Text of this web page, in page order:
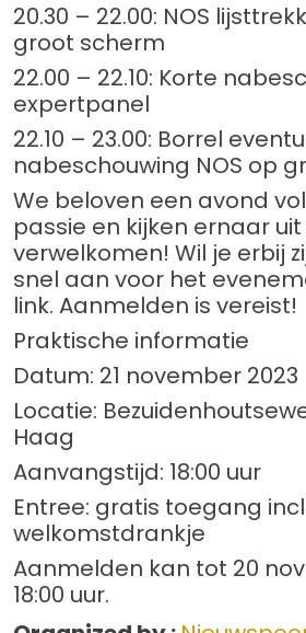
20.30 – 22.00: NOS
groot scherm
22.00 – 22.10: Korte
expertpanel
22.10 – 23.00: Borrel
nabeschouwing NOS op
We beloven een avond
passie en kijken ernaar
verwelkomen! Wil je erbij
snel aan voor het
link. Aanmelden is vereist!
Praktische informatie
Datum: 21 november 2023
Locatie:
Haag
Aanvangstijd: 18:00 uur
Entree: gratis toegang
welkomstdrankje
Aanmelden kan tot 20
18:00 uur.